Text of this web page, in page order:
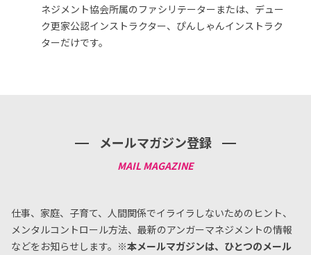
ネジメント協会所属のファシリテーターまたは、デュー
ク更家公認インストラクター、ぴんしゃんインストラク
ターだけです。
メールマガジン登録
仕事、家庭、子育て、人間関係でイライラしないためのヒント、
メンタルコントロール方法、 最新のアンガーマネジメントの情報
などをお知らせします。 ※本メールマガジンは、ひとつのメール